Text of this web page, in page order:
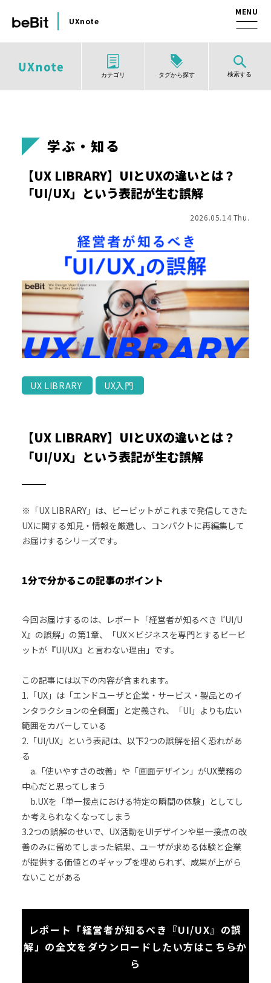
UXnote
カテゴリ タグから探す 検索する
学ぶ・知る
【UX LIBRARY】UIとUXの違いとは？
「UI/UX」という表記が生む誤解
2026.05.14 Thu.
UX LIBRARY UX入門
【UX LIBRARY】UIとUXの違いとは？
「UI/UX」という表記が生む誤解
※「UX LIBRARY」は、ビービットがこれまで発信してきた
UXに関する知見・情報を厳選し、コンパクトに再編集して
お届けするシリーズです。
1分で分かるこの記事のポイント
今回お届けするのは、レポート「経営者が知るべき『UI/U
X』の誤解」の第1章、「UX×ビジネスを専門とするビービ
ットが『UI/UX』と言わない理由」です。
この記事には以下の内容が含まれます。
1.「UX」は「エンドユーザと企業・サービス・製品とのイ
ンタラクションの全側面」と定義され、「UI」よりも広い
範囲をカバーしている
2.「UI/UX」という表記は、以下2つの誤解を招く恐れがあ
る
a.「使いやすさの改善」や「画面デザイン」がUX業務の
中心だと思ってしまう
b.UXを「単一接点における特定の瞬間の体験」としてし
か考えられなくなってしまう
3.2つの誤解のせいで、UX活動をUIデザインや単一接点の改
善のみに留めてしまった結果、ユーザが求める体験と企業
が提供する価値とのギャップを埋められず、成果が上がら
ないことがある
レポート「経営者が知るべき『UI/UX』の誤
解」の全文をダウンロードしたい方はこちらか
ら